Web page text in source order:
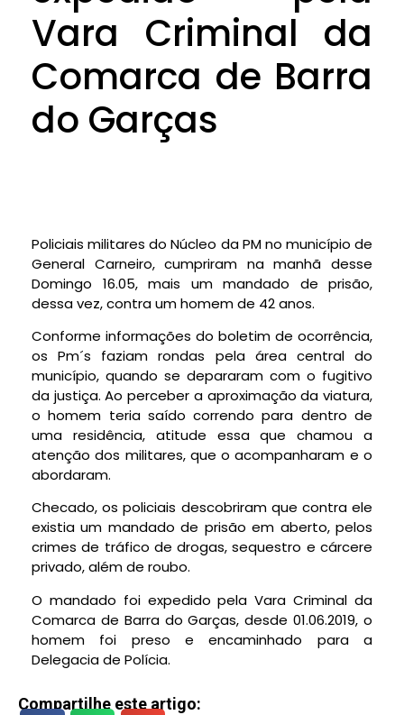
Vara Criminal da
Comarca de Barra
do Garças
Policiais militares do Núcleo da PM no município de
General Carneiro, cumpriram na manhã desse
Domingo 16.05, mais um mandado de prisão,
dessa vez, contra um homem de 42 anos.
Conforme informações do boletim de ocorrência,
os Pm´s faziam rondas pela área central do
município, quando se depararam com o fugitivo
da justiça. Ao perceber a aproximação da viatura,
o homem teria saído correndo para dentro de
uma residência, atitude essa que chamou a
atenção dos militares, que o acompanharam e o
abordaram.
Checado, os policiais descobriram que contra ele
existia um mandado de prisão em aberto, pelos
crimes de tráfico de drogas, sequestro e cárcere
privado, além de roubo.
O mandado foi expedido pela Vara Criminal da
Comarca de Barra do Garças, desde 01.06.2019, o
homem foi preso e encaminhado para a
Delegacia de Polícia.
Compartilhe este artigo: